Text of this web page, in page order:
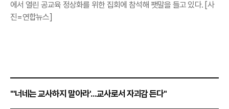
에서 열린 공교육 정상화를 위한 집회에 참석해 팻말을 들고 있다. [사
진=연합뉴스]
"'너네는 교사하지 말아라'...교사로서 자괴감 든다"